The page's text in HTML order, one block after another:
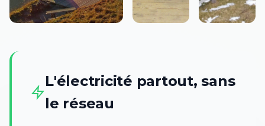
L'électricité partout, sans
le réseau